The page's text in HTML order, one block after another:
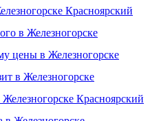
Красноярский
в Железногорске
цены в Железногорске
в Железногорске
Красноярский